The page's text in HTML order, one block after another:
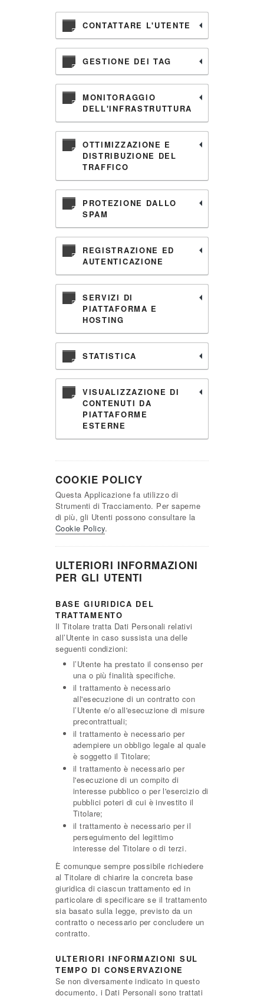
CONTATTARE L'UTENTE
GESTIONE DEI TAG
MONITORAGGIO
DELL'INFRASTRUTTURA
OTTIMIZZAZIONE E
DISTRIBUZIONE DEL
TRAFFICO
PROTEZIONE DALLO
SPAM
REGISTRAZIONE ED
AUTENTICAZIONE
SERVIZI DI
PIATTAFORMA E
HOSTING
STATISTICA
VISUALIZZAZIONE DI
CONTENUTI DA
PIATTAFORME
ESTERNE
COOKIE POLICY
Questa Applicazione fa utilizzo di
Strumenti di Tracciamento. Per saperne
di più, gli Utenti possono consultare la
Cookie Policy.
ULTERIORI INFORMAZIONI
PER GLI UTENTI
BASE GIURIDICA DEL
TRATTAMENTO
Il Titolare tratta Dati Personali relativi
all’Utente in caso sussista una delle
seguenti condizioni:
l’Utente ha prestato il consenso per
una o più finalità specifiche.
il trattamento è necessario
all'esecuzione di un contratto con
l’Utente e/o all'esecuzione di misure
precontrattuali;
il trattamento è necessario per
adempiere un obbligo legale al quale
è soggetto il Titolare;
il trattamento è necessario per
l'esecuzione di un compito di
interesse pubblico o per l'esercizio di
pubblici poteri di cui è investito il
Titolare;
il trattamento è necessario per il
perseguimento del legittimo
interesse del Titolare o di terzi.
È comunque sempre possibile richiedere
al Titolare di chiarire la concreta base
giuridica di ciascun trattamento ed in
particolare di specificare se il trattamento
sia basato sulla legge, previsto da un
contratto o necessario per concludere un
contratto.
ULTERIORI INFORMAZIONI SUL
TEMPO DI CONSERVAZIONE
Se non diversamente indicato in questo
documento, i Dati Personali sono trattati